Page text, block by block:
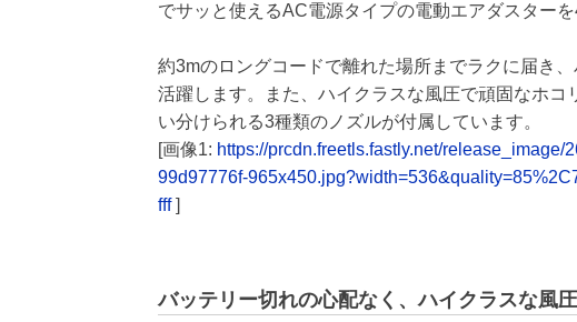
でサッと使えるAC電源タイプの電動エアダスター
約3mのロングコードで離れた場所までラクに届き
活躍します。また、ハイクラスな風圧で頑固なホ
い分けられる3種類のノズルが付属しています。
[画像1: https://prcdn.freetls.fastly.net/
99d97776f-
fff]
バッテリー切れの心配なく、ハイクラスな風